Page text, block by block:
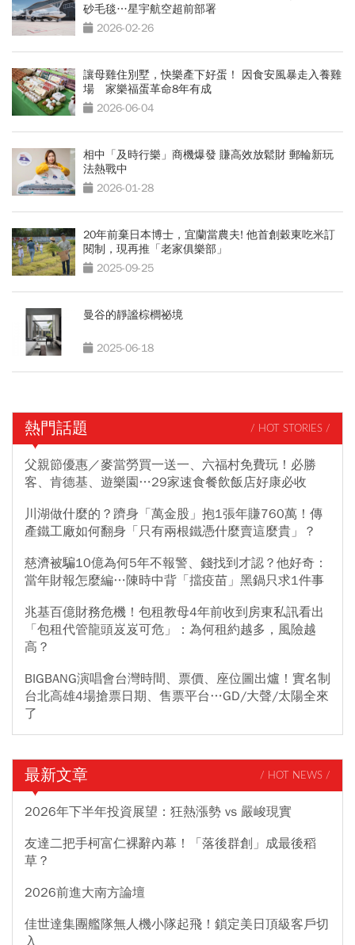
砂毛毯…星宇航空超前部署
2026-02-26
讓母雞住別墅，快樂產下好蛋！ 因食安風暴走入養雞
場 家樂福蛋革命8年有成
2026-06-04
相中「及時行樂」商機爆發 賺高效放鬆財 郵輪新玩
法熱戰中
2026-01-28
20年前棄日本博士，宜蘭當農夫! 他首創穀東吃米訂
閱制，現再推「老家俱樂部」
2025-09-25
曼谷的靜謐棕櫚祕境
2025-06-18
熱門話題 / HOT STORIES /
父親節優惠／麥當勞買一送一、六福村免費玩！必勝
客、肯德基、遊樂園…29家速食餐飲飯店好康必收
川湖做什麼的？躋身「萬金股」抱1張年賺760萬！傳
產鐵工廠如何翻身「只有兩根鐵憑什麼賣這麼貴」？
慈濟被騙10億為何5年不報警、錢找到才認？他好奇：
當年財報怎麼編…陳時中背「擋疫苗」黑鍋只求1件事
兆基百億財務危機！包租教母4年前收到房東私訊看出
「包租代管龍頭岌岌可危」：為何租約越多，風險越
高？
BIGBANG演唱會台灣時間、票價、座位圖出爐！實名制
台北高雄4場搶票日期、售票平台…GD/大聲/太陽全來
了
最新文章 / HOT NEWS /
2026年下半年投資展望：狂熱漲勢 vs 嚴峻現實
友達二把手柯富仁裸辭內幕！「落後群創」成最後稻
草？
2026前進大南方論壇
佳世達集團艦隊無人機小隊起飛！鎖定美日頂級客戶切